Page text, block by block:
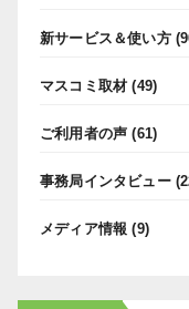
新サービス＆使い方
マスコミ取材 (49)
ご利用者の声 (61)
事務局インタビュー
メディア情報 (9)